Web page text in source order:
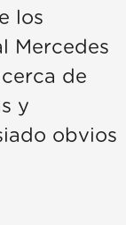
los
Mercedes
de
y
obvios